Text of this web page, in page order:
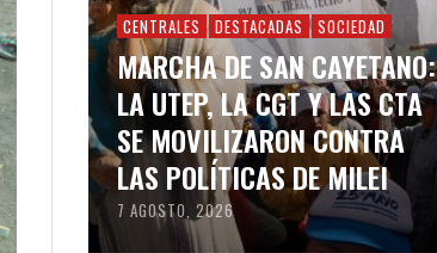
CENTRALES DESTACADAS SOCIEDAD
MARCHA DE SAN CAYETANO:
LA UTEP, LA CGT Y LAS CTA
SE MOVILIZARON CONTRA
LAS POLÍTICAS DE MILEI
7 AGOSTO, 2026